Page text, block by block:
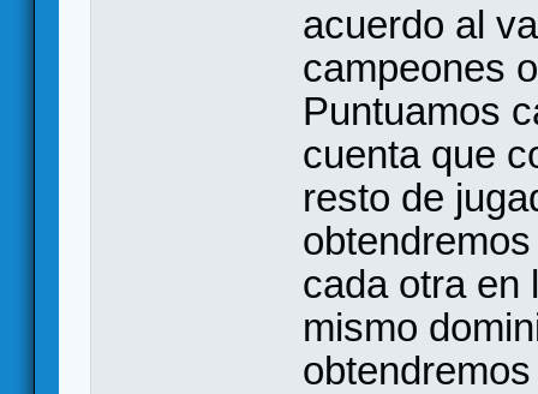
acuerdo al
campeones
Puntuamos
cuenta que
resto de
cada otra en
mismo